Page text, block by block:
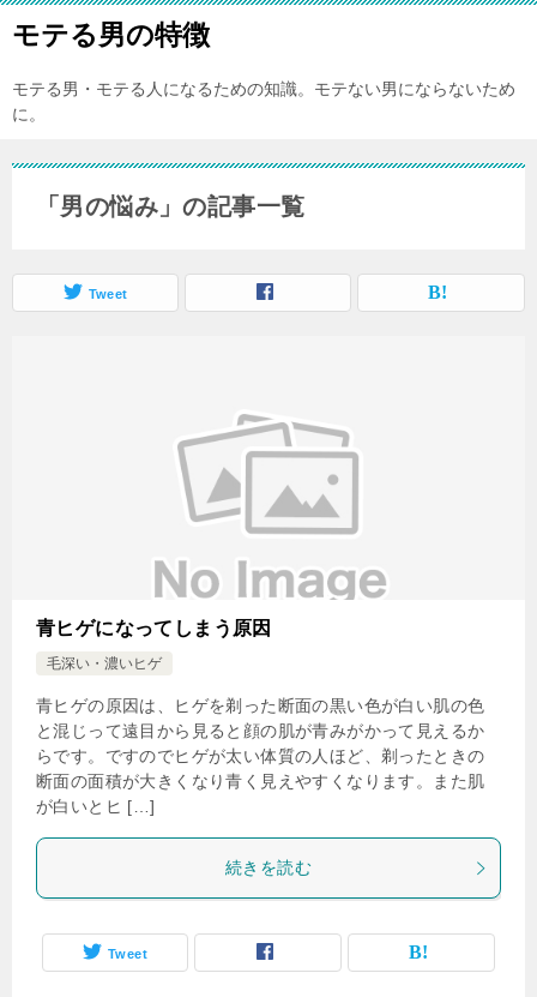
モテる男の特徴
モテる男・モテる人になるための知識。モテない男にならないため
に。
「男の悩み」の記事一覧
Tweet
青ヒゲになってしまう原因
毛深い・濃いヒゲ
青ヒゲの原因は、ヒゲを剃った断面の黒い色が白い肌の色
と混じって遠目から見ると顔の肌が青みがかって見えるか
らです。ですのでヒゲが太い体質の人ほど、剃ったときの
断面の面積が大きくなり青く見えやすくなります。また肌
が白いとヒ […]
続きを読む
Tweet